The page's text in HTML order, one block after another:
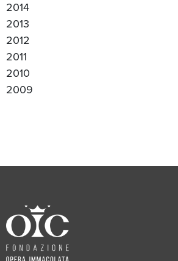
2014
2013
2012
2011
2010
2009